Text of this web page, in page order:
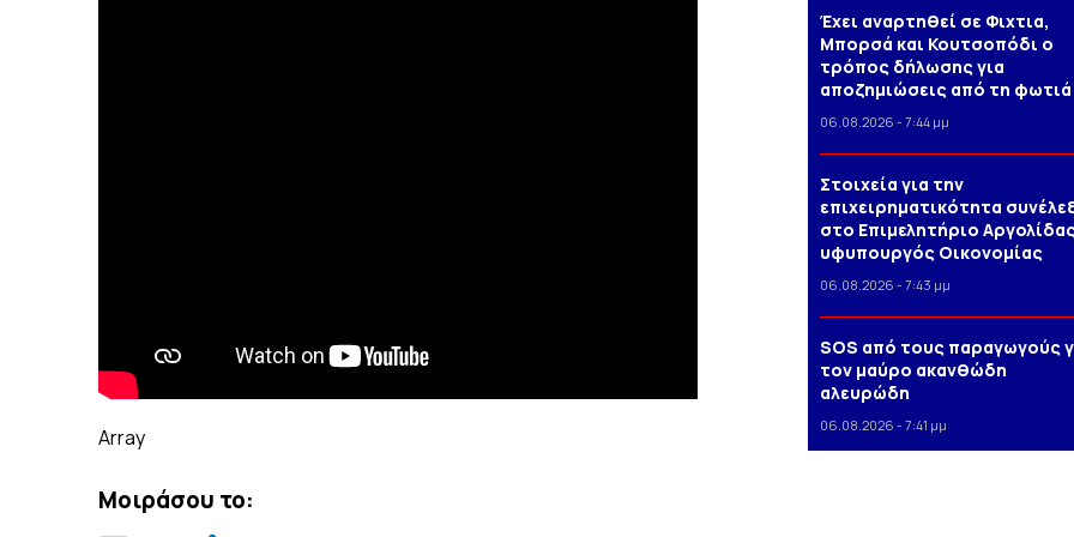
Array
Μοιράσου το:
Έχει αναρτηθεί σε Φιχτια,
Μπορσά και Κουτσοπόδι ο
τρόπος δήλωσης για
αποζημιώσεις από τη φωτιά
06.08.2026 - 7:44 μμ
Στοιχεία για την
επιχειρηματικότητα
στο Επιμελητήριο
υφυπουργός Οικονομίας
06.08.2026 - 7:43 μμ
SOS από τους παραγωγούς
τον μαύρο ακανθώδη
αλευρώδη
06.08.2026 - 7:41 μμ